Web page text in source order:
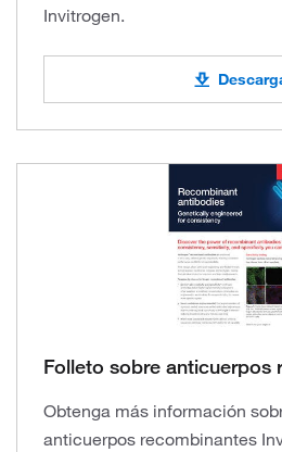
Invitrogen.
Folleto sobre anticuerpos
Obtenga más información
anticuerpos recombinantes